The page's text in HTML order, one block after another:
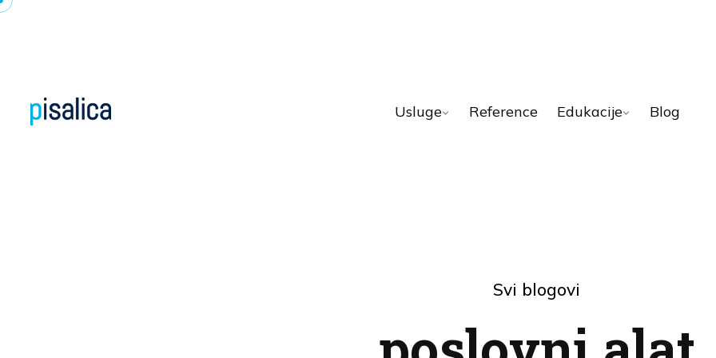
Usluge Reference Edukacije Blog
Svi blogovi